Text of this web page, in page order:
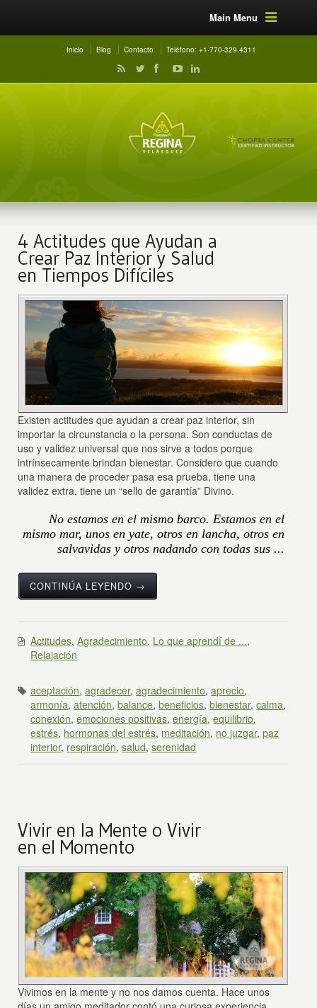
Main Menu
Inicio Blog Contacto Teléfono: +1-770-329.4311
4 Actitudes que Ayudan a
Crear Paz Interior y Salud
en Tiempos Difíciles
Existen actitudes que ayudan a crear paz interior, sin
importar la circunstancia o la persona. Son conductas de
uso y validez universal que nos sirve a todos porque
intrínsecamente brindan bienestar. Considero que cuando
una manera de proceder pasa esa prueba, tiene una
validez extra, tiene un “sello de garantía” Divino.
No estamos en el mismo barco. Estamos en el
mismo mar, unos en yate, otros en lancha, otros en
salvavidas y otros nadando con todas sus ...
CONTINÚA LEYENDO →
Actitudes,Agradecimiento, Lo que aprendí de ...,
Relajación
aceptación,agradecer,agradecimiento,aprecio,
armonía,atención,balance,beneficios,bienestar,calma,
conexión,emociones positivas,energía,equilibrio,
estrés, hormonas del estrés, meditación, no juzgar,paz
interior, respiración,salud,serenidad
Vivir en la Mente o Vivir
en el Momento
Vivimos en la mente y no nos damos cuenta. Hace unos